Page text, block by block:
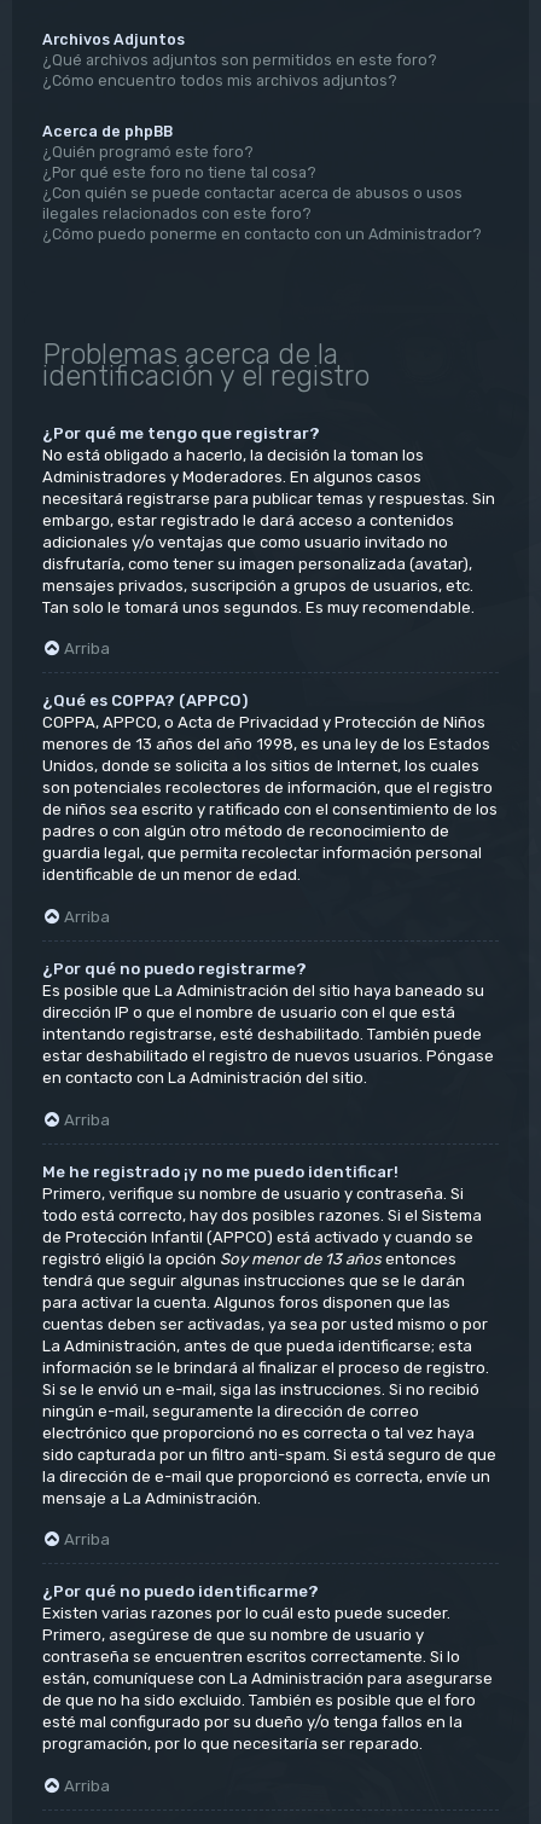
Archivos Adjuntos
¿Qué archivos adjuntos son permitidos en este foro?
¿Cómo encuentro todos mis archivos adjuntos?
Acerca de phpBB
¿Quién programó este foro?
¿Por qué este foro no tiene tal cosa?
¿Con quién se puede contactar acerca de abusos o usos
ilegales relacionados con este foro?
¿Cómo puedo ponerme en contacto con un Administrador?
Problemas acerca de la
identificación y el registro
¿Por qué me tengo que registrar?
No está obligado a hacerlo, la decisión la toman los
Administradores y Moderadores. En algunos casos
necesitará registrarse para publicar temas y respuestas. Sin
embargo, estar registrado le dará acceso a contenidos
adicionales y/o ventajas que como usuario invitado no
disfrutaría, como tener su imagen personalizada (avatar),
mensajes privados, suscripción a grupos de usuarios, etc.
Tan solo le tomará unos segundos. Es muy recomendable.
Arriba
¿Qué es COPPA? (APPCO)
COPPA, APPCO, o Acta de Privacidad y Protección de Niños
menores de 13 años del año 1998, es una ley de los Estados
Unidos, donde se solicita a los sitios de Internet, los cuales
son potenciales recolectores de información, que el registro
de niños sea escrito y ratificado con el consentimiento de los
padres o con algún otro método de reconocimiento de
guardia legal, que permita recolectar información personal
identificable de un menor de edad.
Arriba
¿Por qué no puedo registrarme?
Es posible que La Administración del sitio haya baneado su
dirección IP o que el nombre de usuario con el que está
intentando registrarse, esté deshabilitado. También puede
estar deshabilitado el registro de nuevos usuarios. Póngase
en contacto con La Administración del sitio.
Arriba
Me he registrado ¡y no me puedo identificar!
Primero, verifique su nombre de usuario y contraseña. Si
todo está correcto, hay dos posibles razones. Si el Sistema
de Protección Infantil (APPCO) está activado y cuando se
registró eligió la opción Soy menor de 13 añosentonces
tendrá que seguir algunas instrucciones que se le darán
para activar la cuenta. Algunos foros disponen que las
cuentas deben ser activadas, ya sea por usted mismo o por
La Administración, antes de que pueda identificarse; esta
información se le brindará al finalizar el proceso de registro.
Si se le envió un e-mail, siga las instrucciones. Si no recibió
ningún e-mail, seguramente la dirección de correo
electrónico que proporcionó no es correcta o tal vez haya
sido capturada por un filtro anti-spam. Si está seguro de que
la dirección de e-mail que proporcionó es correcta, envíe un
mensaje a La Administración.
Arriba
¿Por qué no puedo identificarme?
Existen varias razones por lo cuál esto puede suceder.
Primero, asegúrese de que su nombre de usuario y
contraseña se encuentren escritos correctamente. Si lo
están, comuníquese con La Administración para asegurarse
de que no ha sido excluido. También es posible que el foro
esté mal configurado por su dueño y/o tenga fallos en la
programación, por lo que necesitaría ser reparado.
Arriba